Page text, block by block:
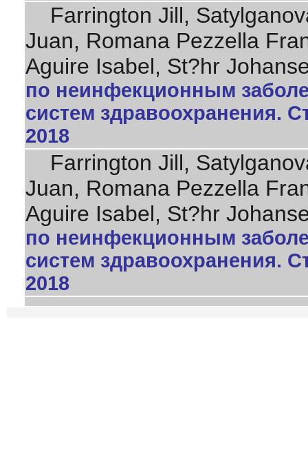
Farrington Jill,
Juan, Romana Pezzella
Aguire Isabel, St?hr
по неинфекционным
систем здравоохранения.
2018
Farrington Jill,
Juan, Romana Pezzella
Aguire Isabel, St?hr
по неинфекционным
систем здравоохранения.
2018